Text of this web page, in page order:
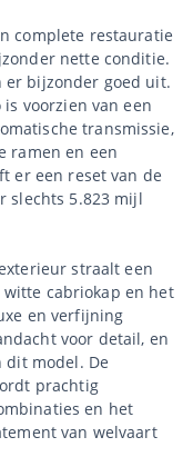
complete restauratie
nette conditie.
er bijzonder goed uit.
voorzien van een
transmissie,
ramen en een
er een reset van de
slechts 5.823 mijl
straalt een
cabriokap en het
en verfijning
voor detail, en
dit model. De
prachtig
en het
van welvaart